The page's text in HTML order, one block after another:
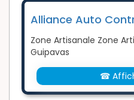
Alliance Auto
Zone Artisanale Zone
Guipavas
☎